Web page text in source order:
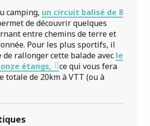
camping, un circuit balisé de 8
de découvrir quelques
entre chemins de terre et
Pour les plus sportifs, il
de rallonger cette balade avec le
étangs,
ce qui vous fera
totale de 20km à VTT (ou à